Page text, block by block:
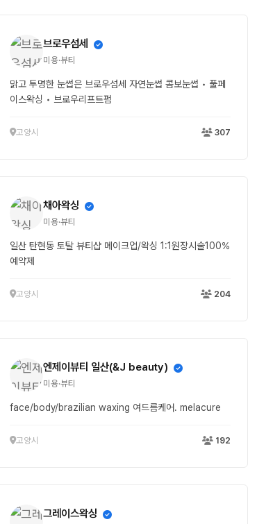
브로우섬세
미용·뷰티
맑고 투명한 눈썹은 브로우섬세 자연눈썹 콤보눈썹 • 풀페
이스왁싱 • 브로우리프트펌
고양시 307
채아왁싱
미용·뷰티
일산 탄현동 토탈 뷰티샵 메이크업/왁싱 1:1원장시술100%
예약제
고양시 204
엔제이뷰티 일산(&J beauty)
미용·뷰티
face/body/brazilian waxing 여드름케어. melacure
고양시 192
그레이스왁싱